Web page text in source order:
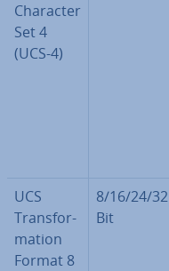
Character
Set 4
(UCS-4)
UCS
Trans­for­
ma­ti­on
Format 8
8/16/24/32
Bit